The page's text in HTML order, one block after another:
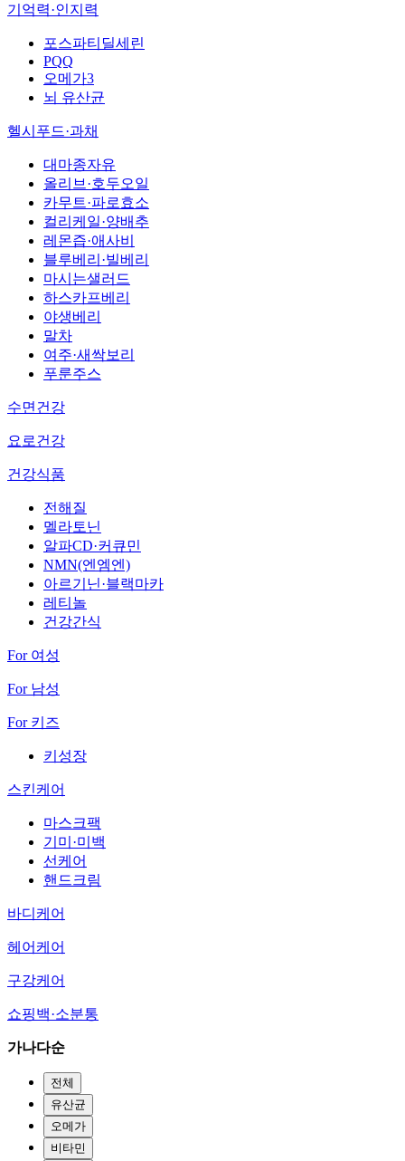
기억력·인지력
포스파티딜세린
PQQ
오메가3
뇌 유산균
헬시푸드·과채
대마종자유
올리브·호두오일
카무트·파로효소
컬리케일·양배추
레몬즙·애사비
블루베리·빌베리
마시는샐러드
하스카프베리
야생베리
말차
여주·새싹보리
푸룬주스
수면건강
요로건강
건강식품
전해질
멜라토닌
알파CD·커큐민
NMN(엔엠엔)
아르기닌·블랙마카
레티놀
건강간식
For 여성
For 남성
For 키즈
키성장
스킨케어
마스크팩
기미·미백
선케어
핸드크림
바디케어
헤어케어
구강케어
쇼핑백·소분통
가나다순
전체
유산균
오메가
비타민